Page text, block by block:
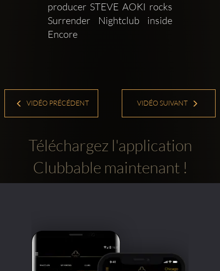
producer STEVE AOKI rocks
Surrender Nightclub inside
Encore
VIDÉO PRÉCÉDENT VIDÉO SUIVANT
Téléchargez l'application
Clubbable maintenant !